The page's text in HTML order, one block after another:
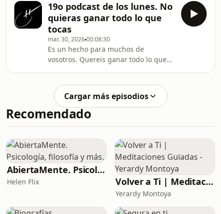
19o podcast de los lunes. No
quieras ganar todo lo que
tocas
mar. 30, 202600:08:30
Es un hecho para muchos de
vosotros. Quereis ganar todo lo que
Cargar más episodios
Recomendado
AbiertaMente. Psicología, filosofía y más.
Helen Flix Volver a Ti | Meditaciones Guiadas - Yerardy Montoya
Yerardy Montoya